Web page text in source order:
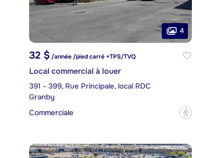
4
32 $ /année /pied carré +TPS/TVQ
Local commercial à louer
391 - 399, Rue Principale, local RDC
Granby
Commerciale
?